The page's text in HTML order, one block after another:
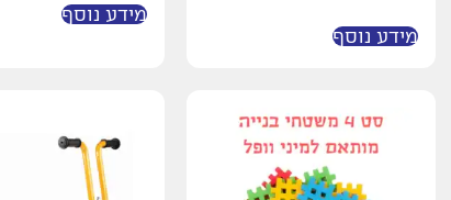
מידע נוסף
מידע נוסף